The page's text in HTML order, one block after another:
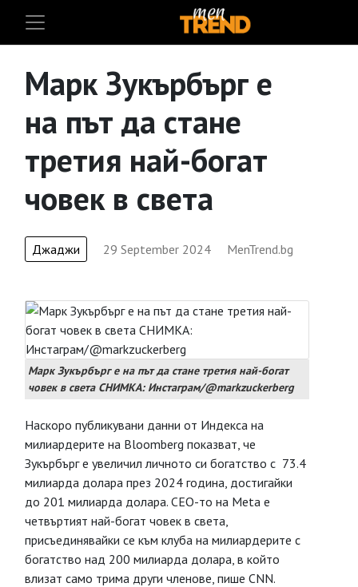
Марк Зукърбърг е
на път да стане
третия най-богат
човек в света
Джаджи 29 September 2024 MenTrend.bg
Марк Зукърбърг е на път да стане третия най-богат
човек в света СНИМКА: Инстаграм/@markzuckerberg
Наскоро публикувани данни от Индекса на
милиардерите на Bloomberg показват, че
Зукърбърг е увеличил личното си богатство с 73.4
милиарда долара през 2024 година, достигайки
до 201 милиарда долара. CEO-то на Meta е
четвъртият най-богат човек в света,
присъединявайки се към клуба на милиардерите с
богатство над 200 милиарда долара, в който
влизат само трима други членове, пише CNN.